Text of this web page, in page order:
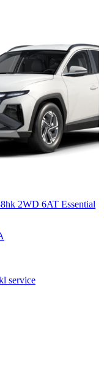
2WD 6AT Essential
service